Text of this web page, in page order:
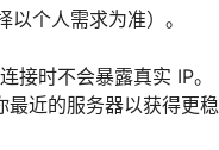
个人需求为准）。
时不会暴露真实 IP。
近的服务器以获得更稳